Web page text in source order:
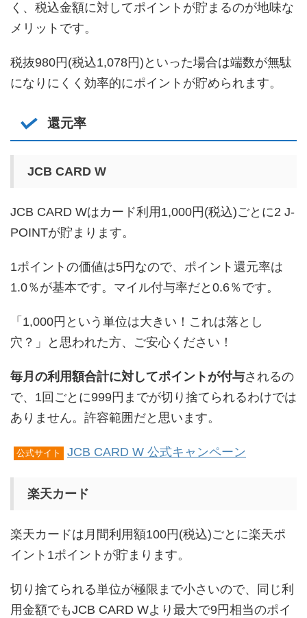
く、税込金額に対してポイントが貯まるのが地味な
メリットです。
税抜980円(税込1,078円)といった場合は端数が無駄
になりにくく効率的にポイントが貯められます。
還元率
JCB CARD W
JCB CARD Wはカード利用1,000円(税込)ごとに2 J-
POINTが貯まります。
1ポイントの価値は5円なので、ポイント還元率は
1.0％が基本です。マイル付与率だと0.6％です。
「1,000円という単位は大きい！これは落とし
穴？」と思われた方、ご安心ください！
毎月の利用額合計に対してポイントが付与されるの
で、1回ごとに999円までが切り捨てられるわけでは
ありません。許容範囲だと思います。
公式サイト JCB CARD W 公式キャンペーン
楽天カード
楽天カードは月間利用額100円(税込)ごとに楽天ポ
イント1ポイントが貯まります。
切り捨てられる単位が極限まで小さいので、同じ利
用金額でもJCB CARD Wより最大で9円相当のポイ